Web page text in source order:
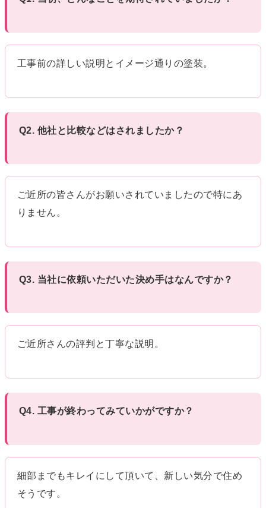
工事前の詳しい説明とイメージ通りの塗装。
Q2. 他社と比較などはされましたか？
ご近所の皆さんがお願いされていましたので特にあ
りません。
Q3. 当社に依頼いただいた決め手はなんですか？
ご近所さんの評判と丁寧な説明。
Q4. 工事が終わってみていかがですか？
細部までもキレイにして頂いて、新しい気分で住め
そうです。